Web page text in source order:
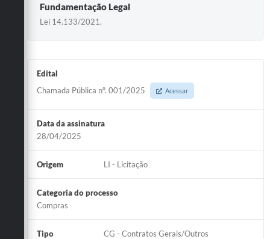
Fundamentação Legal
Lei 14.133/2021.
Edital
Chamada Pública nº. 001/2025
Acessar
Data da assinatura
28/04/2025
Origem LI - Licitação
Categoria do processo
Compras
Tipo CG - Contratos Gerais/Outros